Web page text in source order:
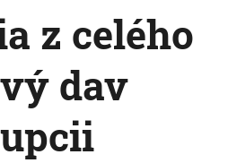
z celého
dav